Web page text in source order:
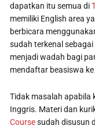
dapatkan itu semua di
memiliki English area
berbicara
sudah terkenal
menjadi wadah bagi
mendaftar beasiswa
Tidak masalah apabila
Inggris. Materi dan
Coursesudah disusun